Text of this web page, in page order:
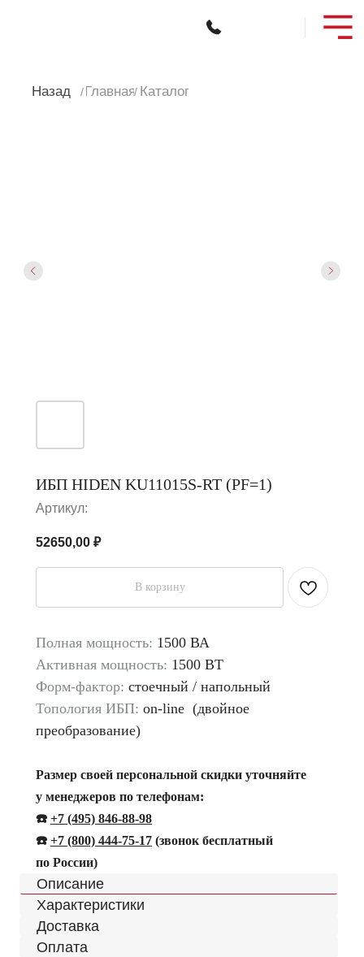
ИБП HIDEN KU11015S-RT (PF=1)
Артикул:
52650,00 ₽
В корзину
Полная мощность: 1500 ВА
Активная мощность: 1500 ВТ
Форм-фактор: стоечный / напольный
Топология ИБП: on-line (двойное
преобразование)
Размер своей персональной скидки уточняйте
у менеджеров по телефонам:
☎️ +7 (495) 846-88-98
☎️ +7 (800) 444-75-17 (звонок бесплатный
по России)
Описание
Характеристики
Доставка
Оплата